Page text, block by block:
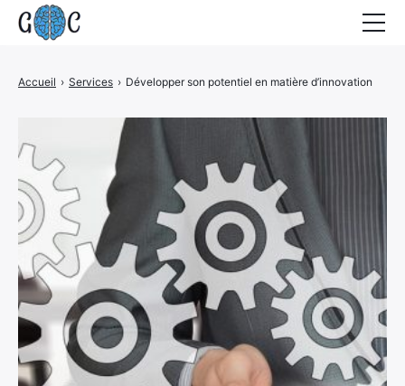
Accueil › Services › Développer son potentiel en matière d’innovation
Contact